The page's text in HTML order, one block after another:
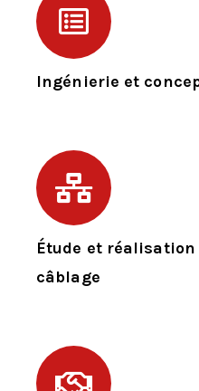
Ingénierie et
Étude et réalisation
câblage